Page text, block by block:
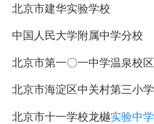
北京市建华实验学校
中国人民大学附属中学分校
北京市第一〇一中学温泉校区
北京市海淀区中关村第三小学
北京市十一学校龙樾实验中学